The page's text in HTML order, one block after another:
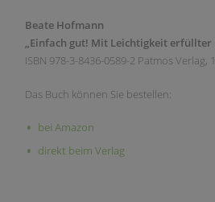
Beate Hofmann
„Einfach gut! Mit Leichtigkeit erfüllter
ISBN 978-3-8436-0589-2 Patmos Verlag,
Das Buch können Sie bestellen:
bei Amazon
direkt beim Verlag